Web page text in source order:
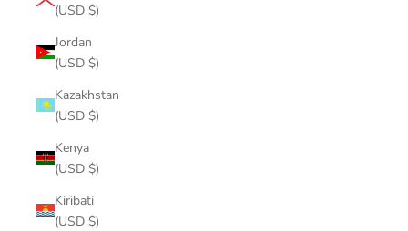
(USD $)
Jordan
(USD $)
Kazakhstan
(USD $)
Kenya
(USD $)
Kiribati
(USD $)